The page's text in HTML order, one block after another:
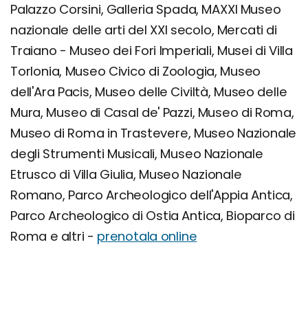
Palazzo Corsini, Galleria Spada, MAXXI Museo
nazionale delle arti del XXI secolo, Mercati di
Traiano - Museo dei Fori Imperiali, Musei di Villa
Torlonia, Museo Civico di Zoologia, Museo
dell'Ara Pacis, Museo delle Civiltà, Museo delle
Mura, Museo di Casal de' Pazzi, Museo di Roma,
Museo di Roma in Trastevere, Museo Nazionale
degli Strumenti Musicali, Museo Nazionale
Etrusco di Villa Giulia, Museo Nazionale
Romano, Parco Archeologico dell'Appia Antica,
Parco Archeologico di Ostia Antica, Bioparco di
Roma e altri - prenotala online